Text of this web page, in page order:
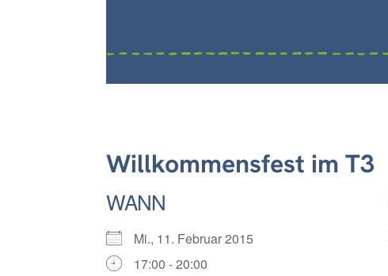
Willkommensfest im T3
WANN
Mi., 11. Februar 2015
17:00 - 20:00